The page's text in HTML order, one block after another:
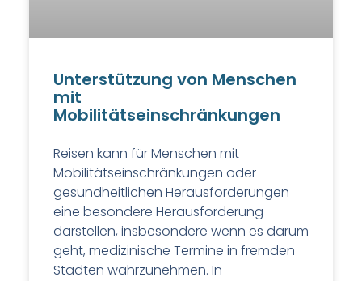
Unterstützung von Menschen
mit
Mobilitätseinschränkungen
Reisen kann für Menschen mit
Mobilitätseinschränkungen oder
gesundheitlichen Herausforderungen
eine besondere Herausforderung
darstellen, insbesondere wenn es darum
geht, medizinische Termine in fremden
Städten wahrzunehmen. In